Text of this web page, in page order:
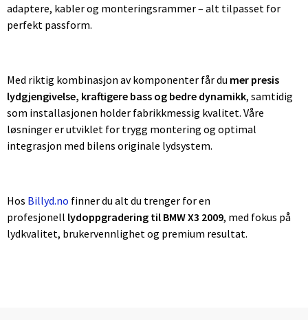
adaptere, kabler og monteringsrammer – alt tilpasset for
perfekt passform.
Med riktig kombinasjon av komponenter får du mer presis
lydgjengivelse, kraftigere bass og bedre dynamikk, samtidig
som installasjonen holder fabrikkmessig kvalitet. Våre
løsninger er utviklet for trygg montering og optimal
integrasjon med bilens originale lydsystem.
Hos Billyd.no finner du alt du trenger for en
profesjonell lydoppgradering til BMW X3 2009, med fokus på
lydkvalitet, brukervennlighet og premium resultat.